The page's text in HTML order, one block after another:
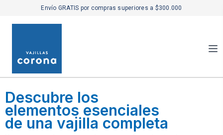
Envío GRATIS por compras superiores a $300.000
Descubre los
elementos esenciales
de una vajilla completa